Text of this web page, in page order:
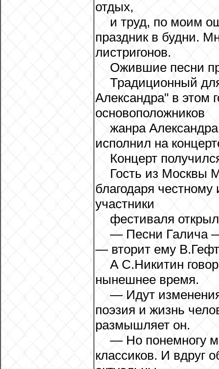
отдых,
и труд, по моим
праздник в будни.
листригонов.
Ожившие песни
Традиционный
Александра" в этом
основоположников
жанра
исполнил на
Концерт
Гость из Москвы
благодаря
участники
фестиваля
— Песни Галича
— вторит ему
А С.Никитин
нынешнее время.
— Идут
поэзия и жизнь
размышляет он.
— Но понемногу
классиков. И вдруг